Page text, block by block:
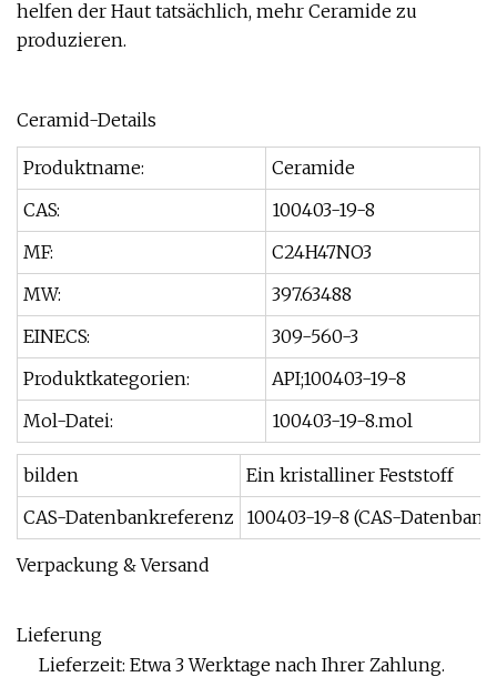
helfen der Haut tatsächlich, mehr Ceramide zu
produzieren.
Ceramid-Details
Produktname:
Ceramide
CAS:
100403-19-8
MF:
C24H47NO3
MW:
397.63488
EINECS:
309-560-3
Produktkategorien:
API;100403-19-8
Mol-Datei:
100403-19-8.mol
bilden
Ein kristalliner Feststoff
CAS-Datenbankreferenz
100403-19-8 (CAS-
Verpackung & Versand
Lieferung
Lieferzeit: Etwa 3 Werktage nach Ihrer Zahlung.